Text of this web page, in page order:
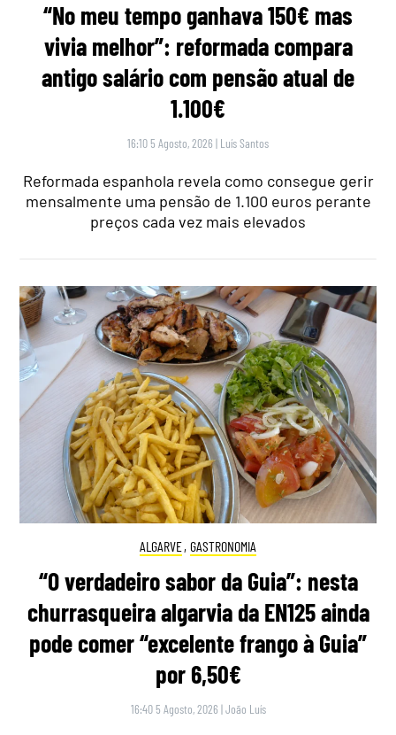
“No meu tempo ganhava 150€ mas
vivia melhor”: reformada compara
antigo salário com pensão atual de
1.100€
16:10 5 Agosto, 2026 | Luís Santos
Reformada espanhola revela como consegue gerir
mensalmente uma pensão de 1.100 euros perante
preços cada vez mais elevados
ALGARVE, GASTRONOMIA
“O verdadeiro sabor da Guia”: nesta
churrasqueira algarvia da EN125 ainda
pode comer “excelente frango à Guia”
por 6,50€
16:40 5 Agosto, 2026 |João Luís